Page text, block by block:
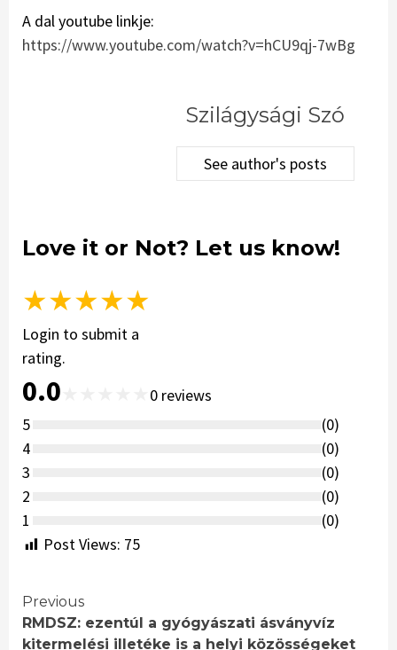
A dal youtube linkje:
https://www.youtube.com/watch?v=hCU9qj-7wBg
Szilágysági Szó
See author's posts
Love it or Not? Let us know!
★★★★★
Login to submit a
rating.
0.0 0 reviews
5
(0)
4
(0)
3
(0)
2
(0)
1
(0)
Post Views: 75
Continue
Reading
Previous
RMDSZ: ezentúl a gyógyászati ásványvíz
kitermelési illetéke is a helyi közösségeket